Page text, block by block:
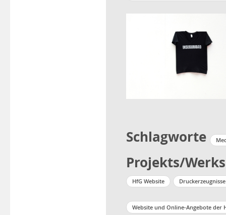
Schlagworte
Projekts/Werks
HfG Website
Website und Online-Angebote der